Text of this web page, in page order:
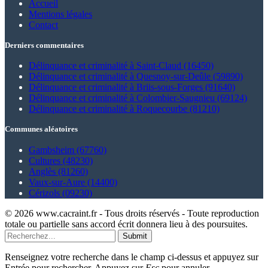
Accueil
Mentions légales
Contact
Derniers commentaires
Délinquance et criminalité à Saint-Claud (16450)
Délinquance et criminalité à Quesnoy-sur-Deûle (59890)
Délinquance et criminalité à Briis-sous-Forges (91640)
Délinquance et criminalité à Colombier-Saugnieu (69124)
Délinquance et criminalité à Roquecourbe (81210)
Communes aléatoires
Gambsheim (67760)
Cultures (48230)
Anglès (81260)
Vaux-sur-Aure (14400)
Cérizols (09230)
© 2026 www.cacraint.fr - Tous droits réservés - Toute reproduction
totale ou partielle sans accord écrit donnera lieu à des poursuites.
Submit
Renseignez votre recherche dans le champ ci-dessus et appuyez sur